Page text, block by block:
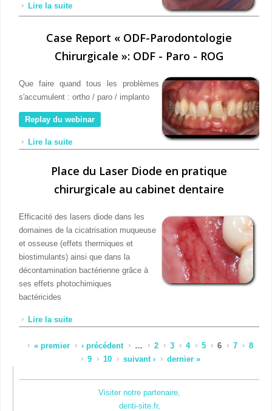
Lire la suite de Maladies parodontales et implantologie
Case Report « ODF-Parodontologie
Chirurgicale »: ODF - Paro - ROG
Que faire quand tous les problèmes
s'accumulent : ortho / paro / implanto
Replay du webinar
Lire la suite de Case Report « ODF-Parodontologie Chirurgicale
Place du Laser Diode en pratique
chirurgicale au cabinet dentaire
Efficacité des lasers diode dans les
domaines de la cicatrisation muqueuse
et osseuse (effets thermiques et
biostimulants) ainsi que dans la
décontamination bactérienne grâce à
ses effets photochimiques
bactéricides
Lire la suite
Pages
« premier ‹ précédent … 2 3 4 5 6 7
8
9
10 suivant › dernier »
Visiter notre partenaire,
denti-site.fr,